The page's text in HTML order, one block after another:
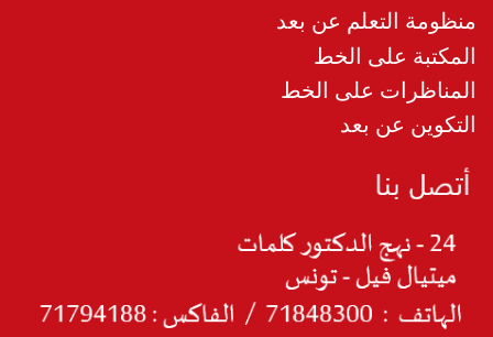
منظومة التعلم عن بعد
المكتبة على الخط
المناظرات على الخط
التكوين عن بعد